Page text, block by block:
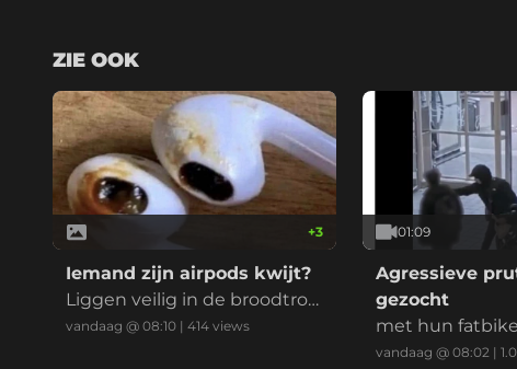
ZIE OOK
+3
Iemand zijn airpods kwijt?
Liggen veilig in de broodtro
mmel
vandaag @ 08:10 | 414 views
01:09
Agressieve
gezocht
met hun
ding zijn ze te
vandaag @ 08:02 |